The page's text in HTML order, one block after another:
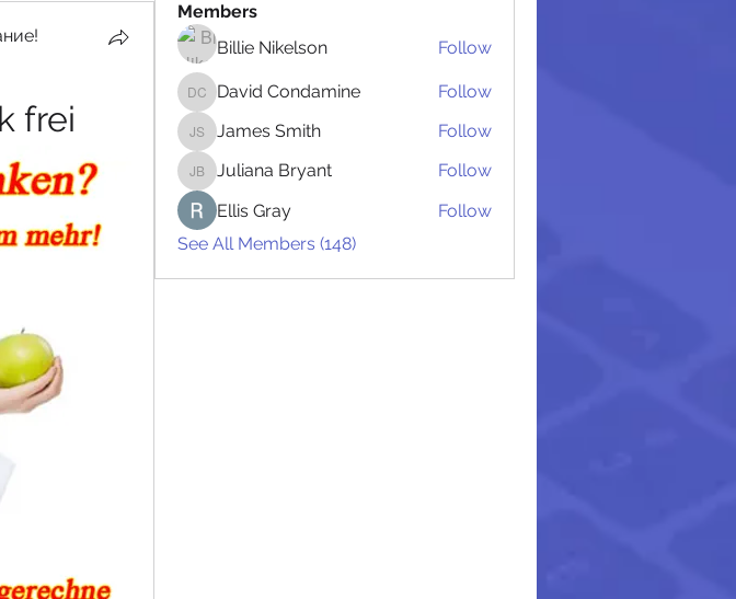
Рекомендовано Администрацией
frei
Members
Billie Nikelson
Follow
David Condamine
David Condamine Follow
James Smith
James Smith Follow
Juliana Bryant
Juliana Bryant
Follow
Ellis Gray
Follow
See All Members (148)